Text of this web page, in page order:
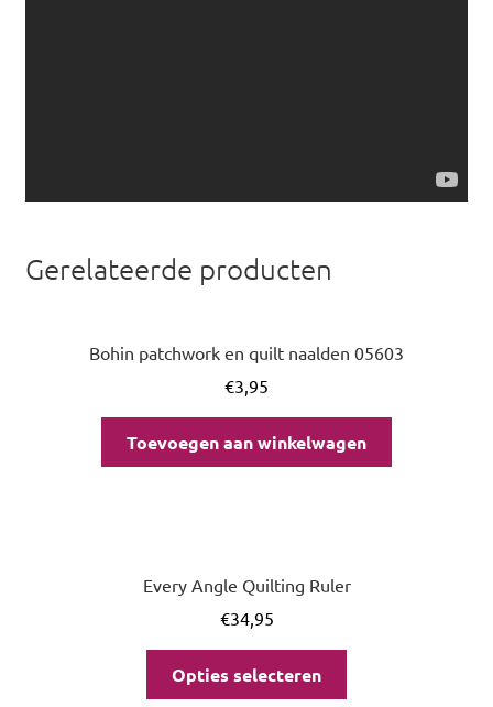
Gerelateerde producten
Bohin patchwork en quilt naalden 05603
€3,95
Toevoegen aan winkelwagen
Every Angle Quilting Ruler
€34,95
Opties selecteren